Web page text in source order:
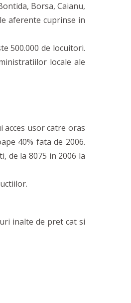
Borsa, Caianu,
aferente cuprinse in
500.000 de locuitori.
locale ale
usor catre oras
40% fata de 2006.
de la 8075 in 2006 la
inalte de pret cat si